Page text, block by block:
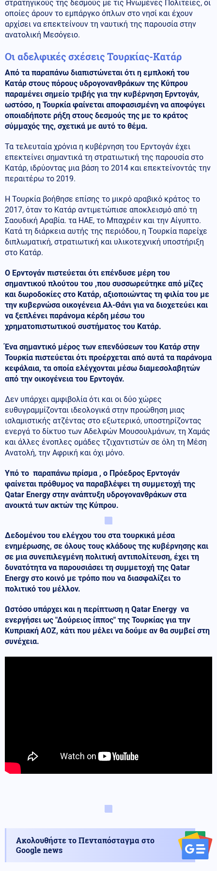
στρατηγικούς της δεσμούς με τις Ηνωμένες Πολιτείες, οι
οποίες άρουν το εμπάργκο όπλων στο νησί και έχουν
αρχίσει να επεκτείνουν τη ναυτική της παρουσία στην
ανατολική Μεσόγειο.
Οι αδελφικές σχέσεις Τουρκίας-Κατάρ
Από τα παραπάνω διαπιστώνεται ότι η εμπλοκή του
Κατάρ στους πόρους υδρογονανθράκων της Κύπρου
παραμένει σημείο τριβής για την κυβέρνηση Ερντογάν,
ωστόσο, η Τουρκία φαίνεται αποφασισμένη να αποφύγει
οποιαδήποτε ρήξη στους δεσμούς της με το κράτος
σύμμαχός της, σχετικά με αυτό το θέμα.
Τα τελευταία χρόνια η κυβέρνηση του Ερντογάν έχει
επεκτείνει σημαντικά τη στρατιωτική της παρουσία στο
Κατάρ, ιδρύοντας μια βάση το 2014 και επεκτείνοντάς την
περαιτέρω το 2019.
Η Τουρκία βοήθησε επίσης το μικρό αραβικό κράτος το
2017, όταν το Κατάρ αντιμετώπισε αποκλεισμό από τη
Σαουδική Αραβία. τα ΗΑΕ, το Μπαχρέιν και την Αίγυπτο.
Κατά τη διάρκεια αυτής της περιόδου, η Τουρκία παρείχε
διπλωματική, στρατιωτική και υλικοτεχνική υποστήριξη
στο Κατάρ.
Ο Ερντογάν πιστεύεται ότι επένδυσε μέρη του
σημαντικού πλούτου του ,που συσσωρεύτηκε από μίζες
και δωροδοκίες στο Κατάρ, αξιοποιώντας τη φιλία του με
την κυβερνώσα οικογένεια Αλ-Θάνι για να διοχετεύει και
να ξεπλένει παράνομα κέρδη μέσω του
χρηματοπιστωτικού συστήματος του Κατάρ.
Ένα σημαντικό μέρος των επενδύσεων του Κατάρ στην
Τουρκία πιστεύεται ότι προέρχεται από αυτά τα παράνομα
κεφάλαια, τα οποία ελέγχονται μέσω διαμεσολαβητών
από την οικογένεια του Ερντογάν.
Δεν υπάρχει αμφιβολία ότι και οι δύο χώρες
ευθυγραμμίζονται ιδεολογικά στην προώθηση μιας
ισλαμιστικής ατζέντας στο εξωτερικό, υποστηρίζοντας
ενεργά το δίκτυο των Αδελφών Μουσουλμάνων, τη Χαμάς
και άλλες ένοπλες ομάδες τζιχαντιστών σε όλη τη Μέση
Ανατολή, την Αφρική και όχι μόνο.
Υπό το παραπάνω πρίσμα , ο Πρόεδρος Ερντογάν
φαίνεται πρόθυμος να παραβλέψει τη συμμετοχή της
Qatar Energy στην ανάπτυξη υδρογονανθράκων στα
ανοικτά των ακτών της Κύπρου.
Δεδομένου του ελέγχου του στα τουρκικά μέσα
ενημέρωσης, σε όλους τους κλάδους της κυβέρνησης και
σε μια συνεπιλεγμένη πολιτική αντιπολίτευση, έχει τη
δυνατότητα να παρουσιάσει τη συμμετοχή της Qatar
Energy στο κοινό με τρόπο που να διασφαλίζει το
πολιτικό του μέλλον.
Ωστόσο υπάρχει και η περίπτωση η Qatar Energy να
ενεργήσει ως "Δούρειος ίππος" της Τουρκίας για την
Κυπριακή ΑΟΖ, κάτι που μέλει να δούμε αν θα συμβεί στη
συνέχεια.
Ακολουθήστε το Πενταπόσταγμα στο
Google news